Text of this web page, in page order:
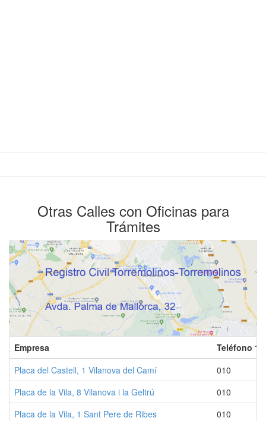
Otras Calles con Oficinas para
Trámites
Empresa
Teléfono 1
Placa del Castell, 1 Vilanova del Camí
010
Placa de la Vila, 8 Vilanova i la Geltrú
010
Placa de la Vila, 1 Sant Pere de Ribes
010